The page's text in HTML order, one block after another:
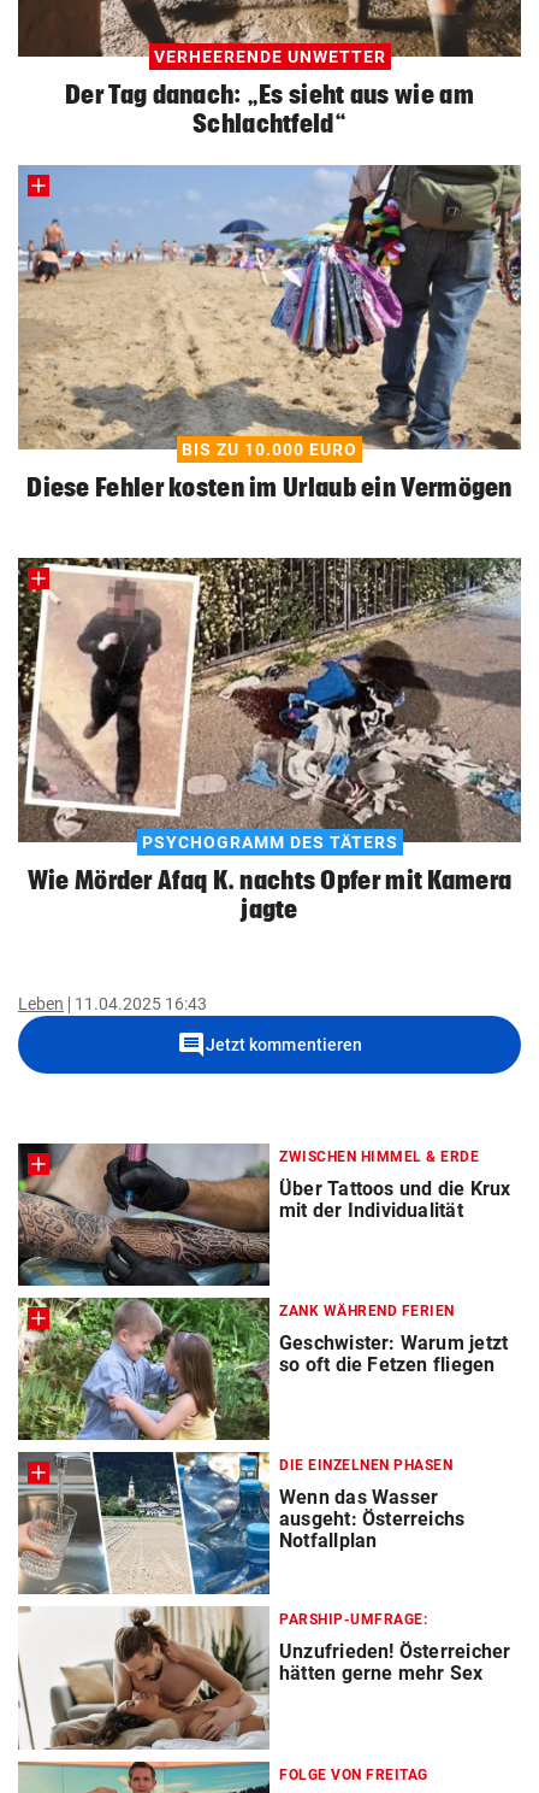
VERHEERENDE UNWETTER
Der Tag danach: „Es sieht aus wie am
Schlachtfeld“
BIS ZU 10.000 EURO
Diese Fehler kosten im Urlaub ein Vermögen
PSYCHOGRAMM DES TÄTERS
Wie Mörder Afaq K. nachts Opfer mit Kamera
jagte
Leben 11.04.2025 16:43
commentJetzt kommentieren
ZWISCHEN HIMMEL & ERDE
Über Tattoos und die Krux
mit der Individualität
ZANK WÄHREND FERIEN
Geschwister: Warum jetzt
so oft die Fetzen fliegen
DIE EINZELNEN PHASEN
Wenn das Wasser
ausgeht: Österreichs
Notfallplan
PARSHIP-UMFRAGE:
Unzufrieden! Österreicher
hätten gerne mehr Sex
FOLGE VON FREITAG